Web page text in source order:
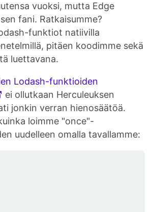
vuoksi, mutta Edge
fani. Ratkaisumme?
funktiot natiivilla
pitäen koodimme sekä
luettavana.
Lodash-funktioiden
ei ollutkaan Herculeuksen
jonkin verran hienosäätöä.
loimme "once"-
uudelleen omalla tavallamme: